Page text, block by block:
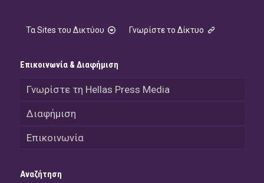
Τα Sites του Δικτύου Γνωρίστε το Δίκτυο
Επικοινωνία & Διαφήμιση
Γνωρίστε τη Hellas Press Media
Διαφήμιση
Επικοινωνία
Αναζήτηση